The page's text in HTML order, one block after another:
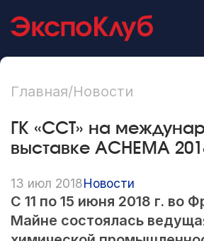
Главная/Новости
ГК «ССТ» на
выставке ACHEMA
13 июл 2018Новости
С 11 по 15 июня 2018 г. во
Майне состоялась